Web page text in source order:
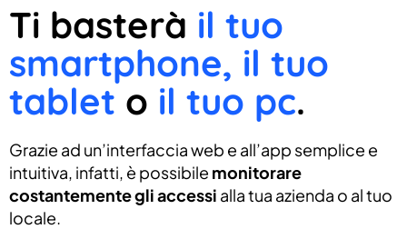
Ti basterà il tuo
smartphone, il tuo
tablet o il tuo pc.
Grazie ad un’interfaccia web e all’app semplice e
intuitiva, infatti, è possibile monitorare
costantemente gli accessi alla tua azienda o al tuo
locale.